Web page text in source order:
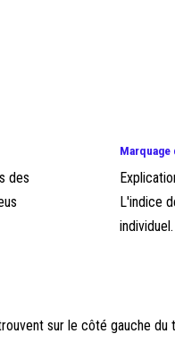
des
Marquage
L'indice
sur le côté gauche